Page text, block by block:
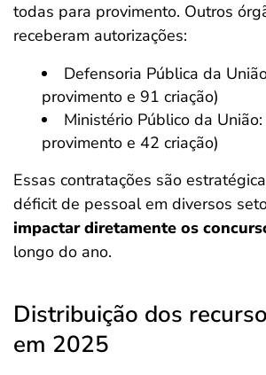
todas para provimento. Outros
receberam autorizações:
Defensoria Pública da
provimento e 91 criação)
Ministério Público da
provimento e 42 criação)
Essas contratações são
déficit de pessoal em diversos
impactar diretamente os
longo do ano.
Distribuição dos
em 2025